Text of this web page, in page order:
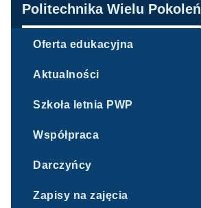
Nawigacja
Politechnika Wielu Pokoleń
Oferta edukacyjna
Aktualności
Szkoła letnia PWP
Współpraca
Darczyńcy
Zapisy na zajęcia